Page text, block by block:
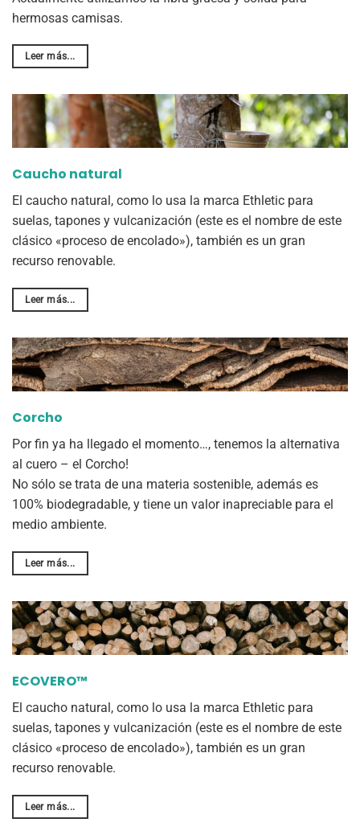
hermosas camisas.
Leer más...
Caucho natural
El caucho natural, como lo usa la marca Ethletic para
suelas, tapones y vulcanización (este es el nombre de este
clásico «proceso de encolado»), también es un gran
recurso renovable.
Leer más...
Corcho
Por fin ya ha llegado el momento…, tenemos la alternativa
al cuero – el Corcho!
No sólo se trata de una materia sostenible, además es
100% biodegradable, y tiene un valor inapreciable para el
medio ambiente.
Leer más...
ECOVERO™
El caucho natural, como lo usa la marca Ethletic para
suelas, tapones y vulcanización (este es el nombre de este
clásico «proceso de encolado»), también es un gran
recurso renovable.
Leer más...